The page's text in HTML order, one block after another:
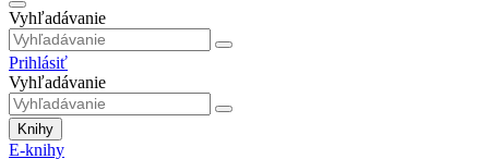
Vyhľadávanie
Prihlásiť
Vyhľadávanie
Knihy
E-knihy